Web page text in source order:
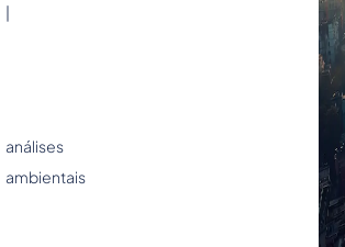
|
análises
ambientais